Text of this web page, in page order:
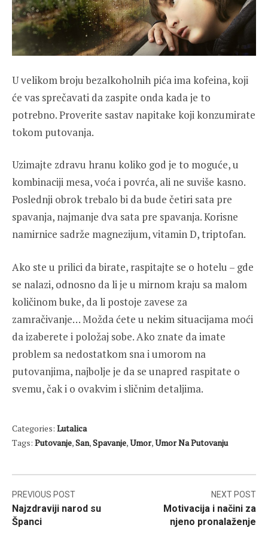
U velikom broju bezalkoholnih pića ima kofeina, koji
će vas sprečavati da zaspite onda kada je to
potrebno. Proverite sastav napitake koji konzumirate
tokom putovanja.
Uzimajte zdravu hranu koliko god je to moguće, u
kombinaciji mesa, voća i povrća, ali ne suviše kasno.
Poslednji obrok trebalo bi da bude četiri sata pre
spavanja, najmanje dva sata pre spavanja. Korisne
namirnice sadrže magnezijum, vitamin D, triptofan.
Ako ste u prilici da birate, raspitajte se o hotelu – gde
se nalazi, odnosno da li je u mirnom kraju sa malom
količinom buke, da li postoje zavese za
zamračivanje… Možda ćete u nekim situacijama moći
da izaberete i položaj sobe. Ako znate da imate
problem sa nedostatkom sna i umorom na
putovanjima, najbolje je da se unapred raspitate o
svemu, čak i o ovakvim i sličnim detaljima.
Categories: Lutalica
Tags: Putovanje,San,Spavanje,Umor,Umor Na Putovanju
Post
navigation
PREVIOUS POST
Najzdraviji narod su
Španci
NEXT POST
Motivacija i načini za
njeno pronalaženje